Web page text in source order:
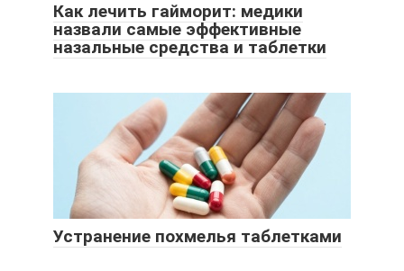
Как лечить гайморит: медики
назвали самые эффективные
назальные средства и таблетки
Устранение похмелья таблетками